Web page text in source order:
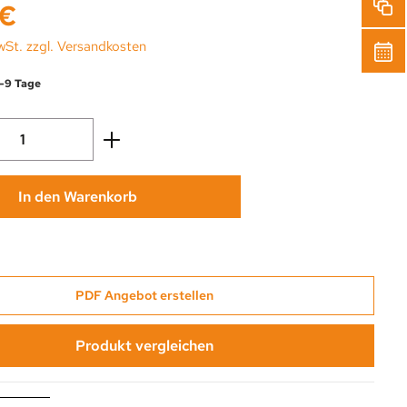
zzgl. Versandkosten
Tage
Gib den gewünschten Wert ein
In den Warenkorb
PDF Angebot erstellen
Produkt vergleichen